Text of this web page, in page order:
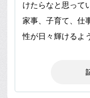
けたらなと思って
家事、子育て、仕
性が日々輝けるよ